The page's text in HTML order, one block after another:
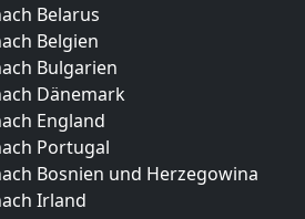
Belarus
Belgien
Bulgarien
Dänemark
England
Portugal
Bosnien und Herzegowina
Irland